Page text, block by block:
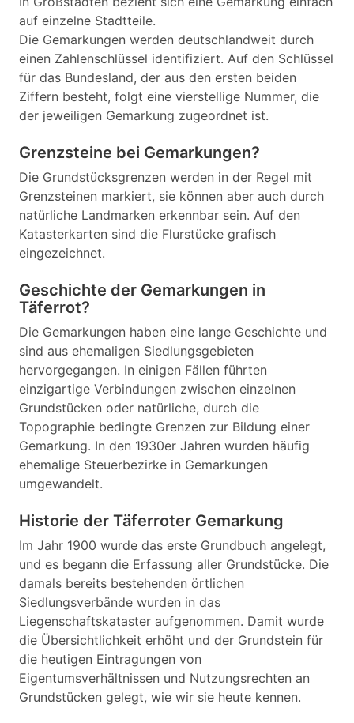
auf einzelne Stadtteile.
Die Gemarkungen werden deutschlandweit durch
einen Zahlenschlüssel identifiziert. Auf den Schlüssel
für das Bundesland, der aus den ersten beiden
Ziffern besteht, folgt eine vierstellige Nummer, die
der jeweiligen Gemarkung zugeordnet ist.
Grenzsteine bei Gemarkungen?
Die Grundstücksgrenzen werden in der Regel mit
Grenzsteinen markiert, sie können aber auch durch
natürliche Landmarken erkennbar sein. Auf den
Katasterkarten sind die Flurstücke grafisch
eingezeichnet.
Geschichte der Gemarkungen in
Täferrot?
Die Gemarkungen haben eine lange Geschichte und
sind aus ehemaligen Siedlungsgebieten
hervorgegangen. In einigen Fällen führten
einzigartige Verbindungen zwischen einzelnen
Grundstücken oder natürliche, durch die
Topographie bedingte Grenzen zur Bildung einer
Gemarkung. In den 1930er Jahren wurden häufig
ehemalige Steuerbezirke in Gemarkungen
umgewandelt.
Historie der Täferroter Gemarkung
Im Jahr 1900 wurde das erste Grundbuch angelegt,
und es begann die Erfassung aller Grundstücke. Die
damals bereits bestehenden örtlichen
Siedlungsverbände wurden in das
Liegenschaftskataster aufgenommen. Damit wurde
die Übersichtlichkeit erhöht und der Grundstein für
die heutigen Eintragungen von
Eigentumsverhältnissen und Nutzungsrechten an
Grundstücken gelegt, wie wir sie heute kennen.